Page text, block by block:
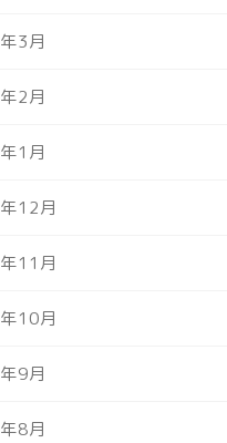
3月
2月
1月
12月
11月
10月
9月
8月